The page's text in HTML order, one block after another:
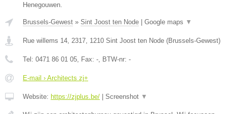
Henegouwen.
Brussels-Gewest » Sint Joost ten Node Google maps ▼
Rue willems 14, 2317, 1210 Sint Joost ten Node (Brussels-Gewest)
Tel: 0471 86 01 05, Fax: -, BTW-nr: -
E-mail › Architects zj+
Website: https://zjplus.be/ Screenshot ▼